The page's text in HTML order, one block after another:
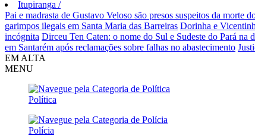
Itupiranga /
Pai e madrasta de Gustavo Veloso são presos suspeitos da morte
garimpos ilegais em Santa Maria das Barreiras Dorinha e
incógnita Dirceu Ten Caten: o nome do Sul e Sudeste do Pará na
em Santarém após reclamações sobre falhas no abastecimento
EM ALTA
MENU
Política
Polícia